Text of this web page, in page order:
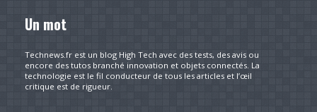
Un mot
Technews.fr est un blog High Tech avec des tests, des avis ou
encore des tutos branché innovation et objets connectés. La
technologie est le fil conducteur de tous les articles et l’œil
critique est de rigueur.